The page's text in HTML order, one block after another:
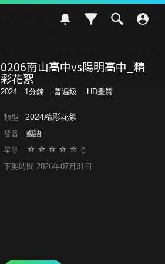
0206南山高中vs陽明高中_精
彩花絮
2024．1分鐘 ． 普遍級 ．HD畫質
類型 2024精彩花絮
發音 國語
星等 0
下架時間 2026年07月31日